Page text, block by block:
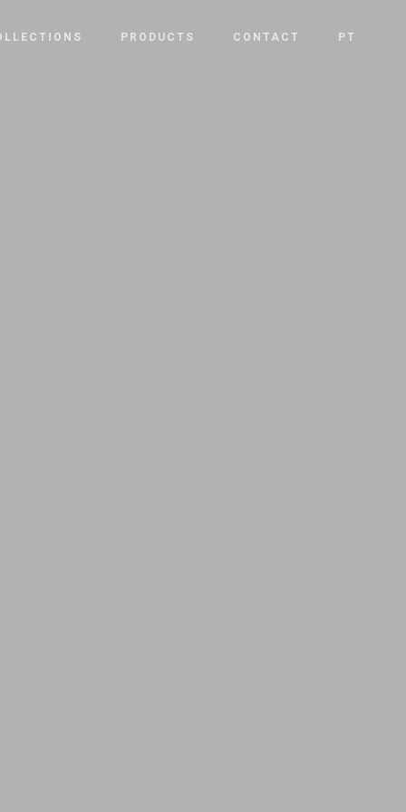
PRODUCTS CONTACT PT